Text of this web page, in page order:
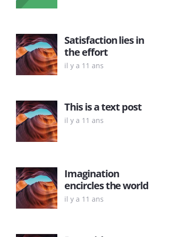
Satisfaction lies in
the effort
il y a 11 ans
This is a text post
il y a 11 ans
Imagination
encircles the world
il y a 11 ans